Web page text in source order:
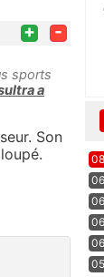
+ -
sports
a
Son